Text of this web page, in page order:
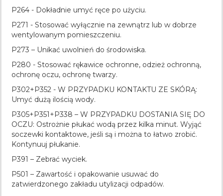
P264 - Dokładnie umyć ręce po użyciu.
P271 - Stosować wyłącznie na zewnątrz lub w dobrze
wentylowanym pomieszczeniu.
P273 – Unikać uwolnień do środowiska.
P280 - Stosować rękawice ochronne, odzież ochronną,
ochronę oczu, ochronę twarzy.
P302+P352 - W PRZYPADKU KONTAKTU ZE SKÓRĄ:
Umyć dużą ilością wody.
P305+P351+P338 – W PRZYPADKU DOSTANIA SIĘ DO
OCZU: Ostrożnie płukać wodą przez kilka minut. Wyjąć
soczewki kontaktowe, jeśli są i można to łatwo zrobić.
Kontynuuj płukanie.
P391 – Zebrać wyciek.
P501 – Zawartość i opakowanie usuwać do
zatwierdzonego zakładu utylizacji odpadów.